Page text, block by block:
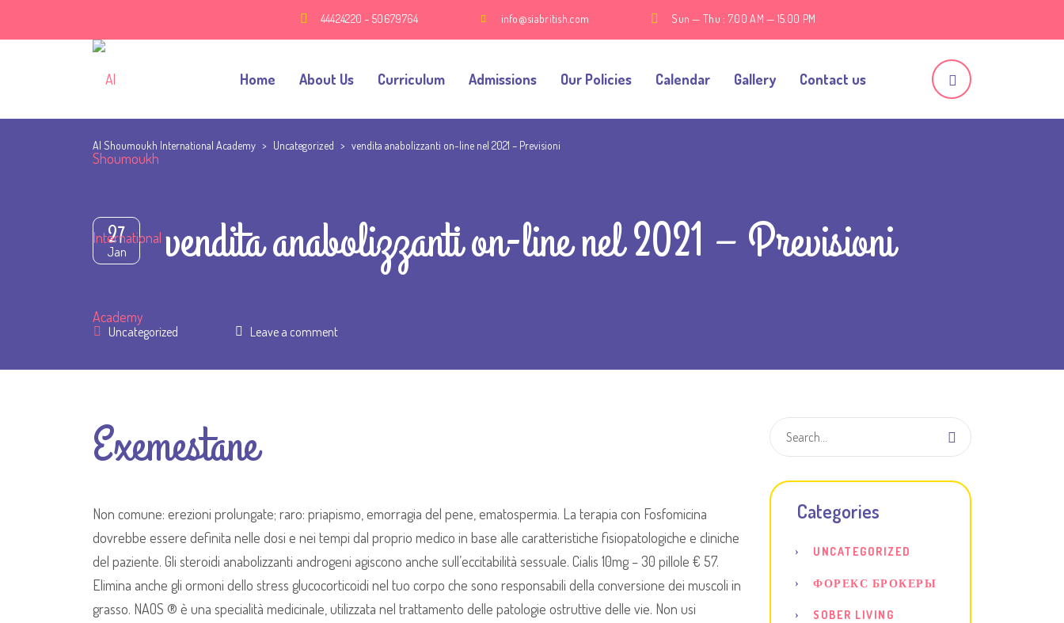
44424220 – 50679764 info@siabritish.com Sun — Thu : 7.00 AM — 15.00 PM
Home About Us Curriculum Admissions Our Policies Calendar Gallery Contact us
Al Shoumoukh International Academy > Uncategorized > vendita anabolizzanti on-line nel 2021 – Previsioni
27
Jan vendita anabolizzanti on-line nel 2021 – Previsioni
Uncategorized Leave a comment
Exemestane
Non comune: erezioni prolungate; raro: priapismo, emorragia del pene, ematospermia. La terapia con Fosfomicina
dovrebbe essere definita nelle dosi e nei tempi dal proprio medico in base alle caratteristiche fisiopatologiche e cliniche
del paziente. Gli steroidi anabolizzanti androgeni agiscono anche sull’eccitabilità sessuale. Cialis 10mg – 30 pillole € 57.
Elimina anche gli ormoni dello stress glucocorticoidi nel tuo corpo che sono responsabili della conversione dei muscoli in
grasso. NAOS ® è una specialità medicinale, utilizzata nel trattamento delle patologie ostruttive delle vie. Non usi
Categories
UNCATEGORIZED
ФОРЕКС БРОКЕРЫ
SOBER LIVING